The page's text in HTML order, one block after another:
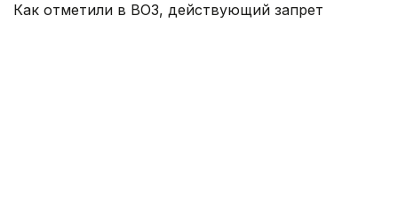
Как отметили в ВОЗ, действующий запрет